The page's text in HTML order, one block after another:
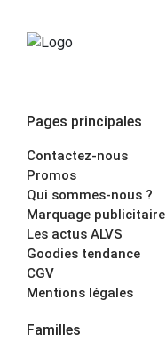
Pages principales
Contactez-nous
Promos
Qui sommes-nous ?
Marquage publicitaire
Les actus ALVS
Goodies tendance
CGV
Mentions légales
Familles